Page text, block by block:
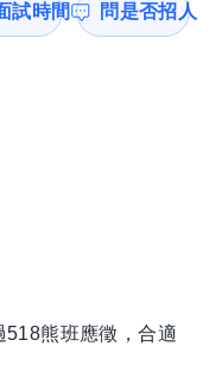
試時間 問是否招人
熊班應徵，合適